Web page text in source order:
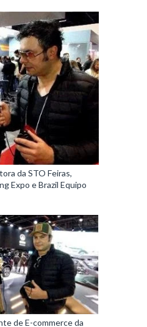
da STO Feiras,
Expo e Brazil Equipo
de E-commerce da